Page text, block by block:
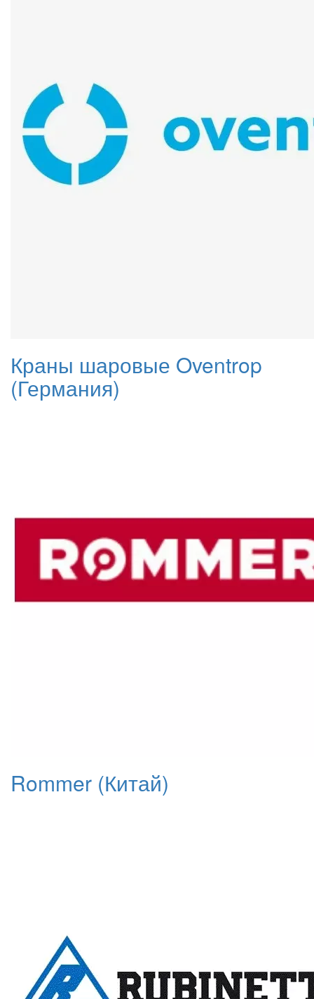
Краны шаровые Oventrop
(Германия)
Rommer (Китай)